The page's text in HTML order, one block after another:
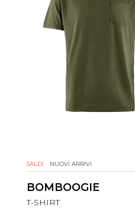
SALDI NUOVI ARRIVI
BOMBOOGIE
T-SHIRT